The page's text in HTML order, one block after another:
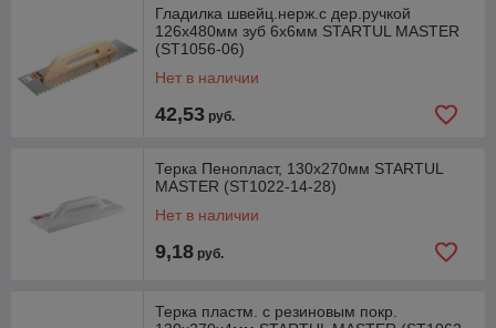
Гладилка швейц.нерж.с дер.ручкой
126х480мм зуб 6x6мм STARTUL MASTER
(ST1056-06)
Нет в наличии
42,53 руб.
Терка Пенопласт, 130х270мм STARTUL
MASTER (ST1022-14-28)
Нет в наличии
9,18 руб.
Терка пластм. с резиновым покр.